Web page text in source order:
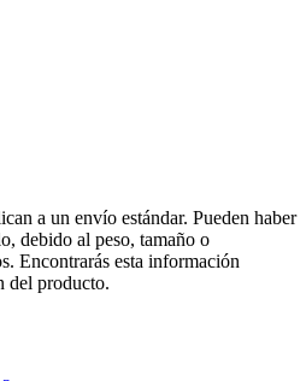
a un envío estándar. Pueden haber
debido al peso, tamaño o
Encontrarás esta información
del producto.